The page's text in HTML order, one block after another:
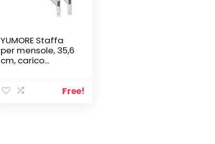
YUMORE Staffa
per mensole, 35,6
cm, carico
mensole in
Free!